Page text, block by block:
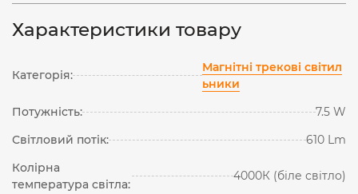
Характеристики товару
Категорія:
Магнітні трекові світил
ьники
Потужність:
7.5 W
Світловий потік:
610 Lm
Колірна
температура світла:
4000К (біле світло)